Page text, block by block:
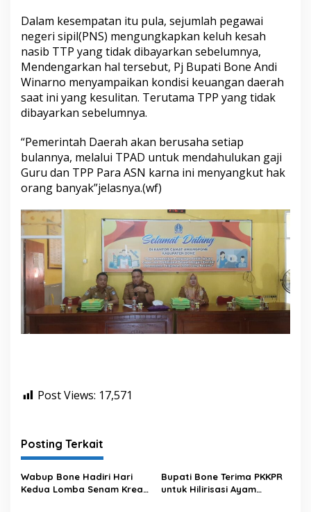
Dalam kesempatan itu pula, sejumlah pegawai
negeri sipil(PNS) mengungkapkan keluh kesah
nasib TTP yang tidak dibayarkan sebelumnya,
Mendengarkan hal tersebut, Pj Bupati Bone Andi
Winarno menyampaikan kondisi keuangan daerah
saat ini yang kesulitan. Terutama TPP yang tidak
dibayarkan sebelumnya.
“Pemerintah Daerah akan berusaha setiap
bulannya, melalui TPAD untuk mendahulukan gaji
Guru dan TPP Para ASN karna ini menyangkut hak
orang banyak”jelasnya.(wf)
Post Views: 17,571
Posting Terkait
Wabup Bone Hadiri Hari
Kedua Lomba Senam Kreasi
Bupati Bone Terima PKKPR
untuk Hilirisasi Ayam